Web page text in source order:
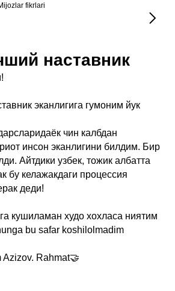
fikrlari
наставник
эканлигига гумоним йук
чин калбдан
инсон эканлигини билдим. Бир
Айтдики узбек, тожик албатта
бу келажакдаги процессия
деди!
кушиламан худо хохласа ниятим
bu safar koshilolmadim
Azizov. Rahmat🤝